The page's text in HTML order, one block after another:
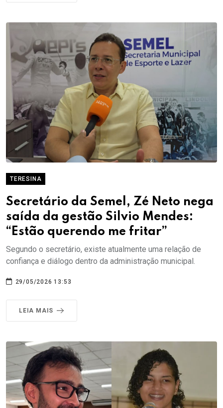
TERESINA
Secretário da Semel, Zé Neto nega
saída da gestão Silvio Mendes:
“Estão querendo me fritar”
Segundo o secretário, existe atualmente uma relação de
confiança e diálogo dentro da administração municipal.
29/05/2026 13:53
LEIA MAIS